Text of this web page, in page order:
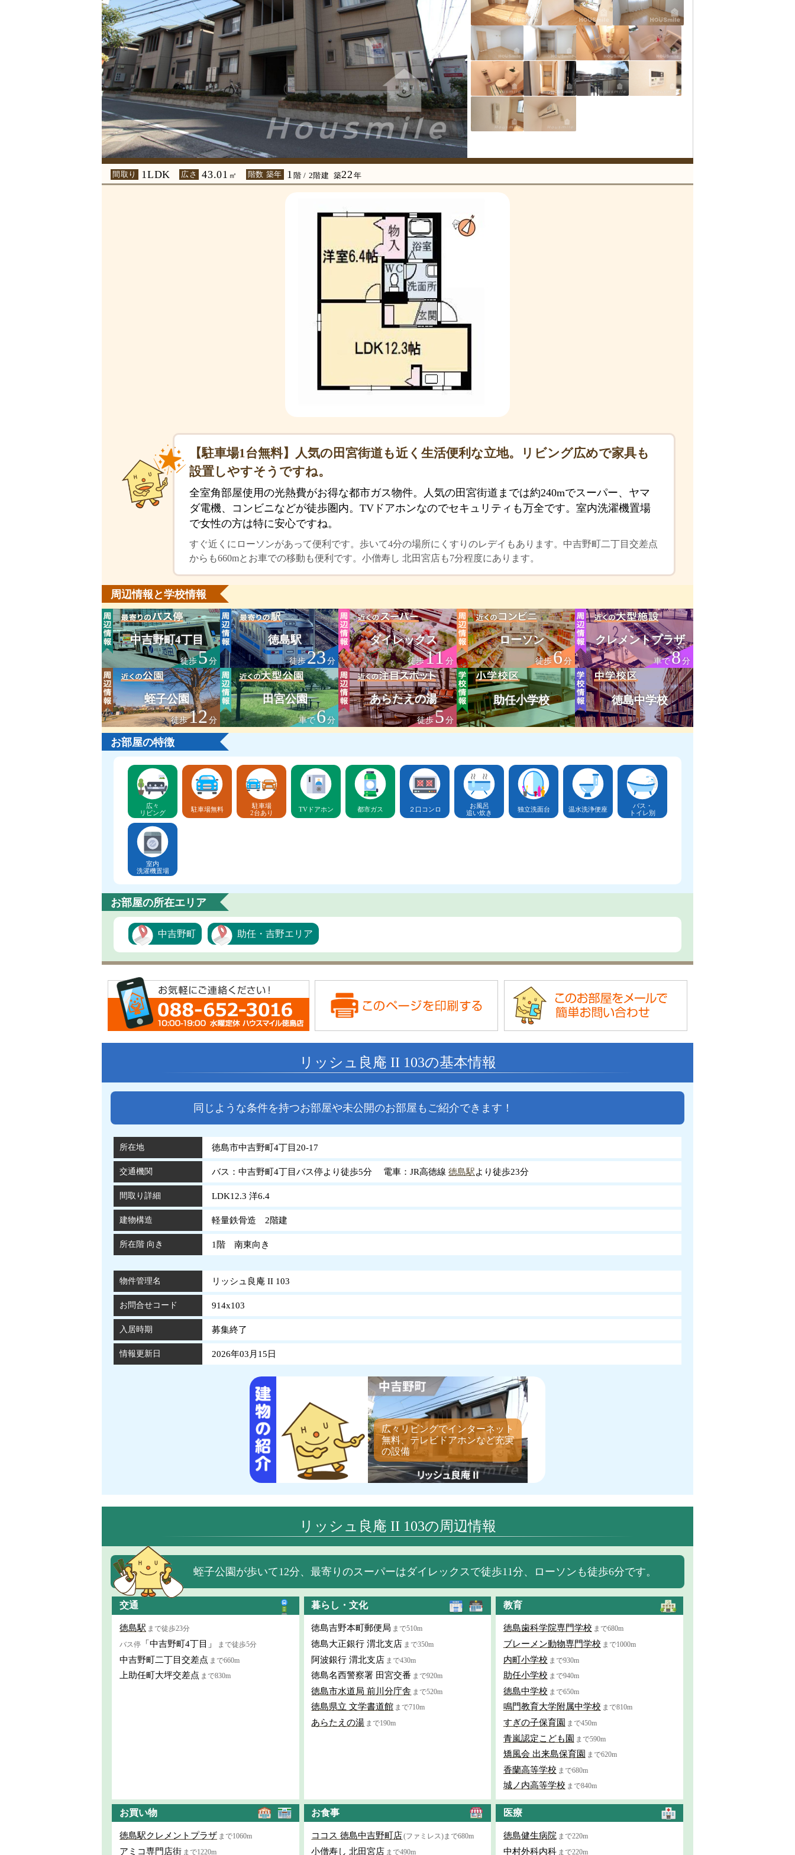
間取り 1LDK 広さ 43.01 ㎡ 階数 築年 1 階 / 2階建 築22 年
【駐車場1台無料】人気の田宮街道も近く生活便利な立地。リビング広めで家具も
設置しやすそうですね。
全室角部屋使用の光熱費がお得な都市ガス物件。人気の田宮街道までは約240mでスーパー、ヤマ
ダ電機、コンビニなどが徒歩圏内。TVドアホンなのでセキュリティも万全です。室内洗濯機置場
で女性の方は特に安心ですね。
すぐ近くにローソンがあって便利です。歩いて4分の場所にくすりのレデイもあります。中吉野町二丁目交差点
からも660mとお車での移動も便利です。小僧寿し 北田宮店も7分程度にあります。
周辺情報と学校情報
中吉野町4丁目
徒歩5分
徳島駅
徒歩23分
ダイレックス
徒歩11分
ローソン
徒歩6分
クレメントプラザ
車で8分
蛭子公園
徒歩12分
田宮公園
車で6分
あらたえの湯
徒歩5分
助任小学校 徳島中学校
お部屋の特徴
広々
リビング
駐車場無料
駐車場
2台あり
TVドアホン 都市ガス ２口コンロ
お風呂
追い炊き
独立洗面台 温水洗浄便座
バス・
トイレ別
室内
洗濯機置場
お部屋の所在エリア
中吉野町 助任・吉野エリア
リッシュ良庵 II 103の基本情報
同じような条件を持つお部屋や未公開のお部屋もご紹介できます！
所在地 徳島市中吉野町4丁目20-17
交通機関 バス：中吉野町4丁目バス停より徒歩5分 電車：JR高徳線 徳島駅より徒歩23分
間取り詳細 LDK12.3 洋6.4
建物構造 軽量鉄骨造 2階建
所在階 向き 1階 南東向き
物件管理名 リッシュ良庵 II 103
お問合せコード 914x103
入居時期 募集終了
情報更新日 2026年03月15日
広々リビングでインターネット
無料、テレビドアホンなど充実
の設備
リッシュ良庵 II 103の周辺情報
蛭子公園が歩いて12分、最寄りのスーパーはダイレックスで徒歩11分、ローソンも徒歩6分です。
交通
徳島駅 まで徒歩23分
バス停 「中吉野町4丁目」 まで徒歩5分
中吉野町二丁目交差点 まで660m
上助任町大坪交差点 まで830m
暮らし・文化
徳島吉野本町郵便局 まで510m
徳島大正銀行 渭北支店 まで350m
阿波銀行 渭北支店 まで430m
徳島名西警察署 田宮交番 まで920m
徳島市水道局 前川分庁舎 まで520m
徳島県立 文学書道館 まで710m
あらたえの湯 まで190m
教育
徳島歯科学院専門学校 まで680m
ブレーメン動物専門学校 まで1000m
内町小学校 まで930m
助任小学校 まで940m
徳島中学校 まで650m
鳴門教育大学附属中学校 まで810m
すぎの子保育園 まで450m
青嵐認定こども園 まで590m
矯風会 出来島保育園 まで620m
香蘭高等学校 まで680m
城ノ内高等学校 まで840m
お買い物
徳島駅クレメントプラザ まで1060m
アミコ専門店街 まで1220m
お食事
ココス 徳島中吉野町店(ファミレス)まで680m
小僧寿し 北田宮店 まで490m
医療
徳島健生病院 まで220m
中村外科内科 まで220m